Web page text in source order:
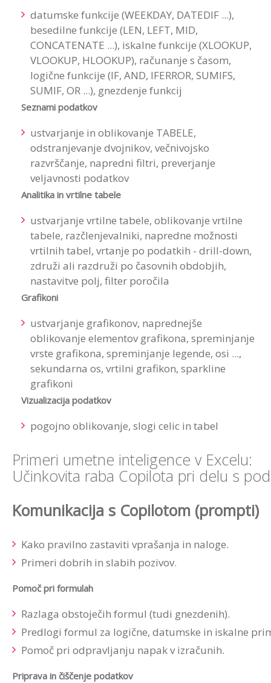
datumske funkcije (WEEKDAY, DATEDIF ...),
besedilne funkcije (LEN, LEFT, MID,
CONCATENATE ...), iskalne funkcije (XLOOKUP,
VLOOKUP, HLOOKUP), računanje s časom,
logične funkcije (IF, AND, IFERROR, SUMIFS,
SUMIF, OR ...), gnezdenje funkcij
Seznami podatkov
ustvarjanje in oblikovanje TABELE,
odstranjevanje dvojnikov, večnivojsko
razvrščanje, napredni filtri, preverjanje
veljavnosti podatkov
Analitika in vrtilne tabele
ustvarjanje vrtilne tabele, oblikovanje vrtilne
tabele, razčlenjevalniki, napredne možnosti
vrtilnih tabel, vrtanje po podatkih - drill-down,
združi ali razdruži po časovnih obdobjih,
nastavitve polj, filter poročila
Grafikoni
ustvarjanje grafikonov, naprednejše
oblikovanje elementov grafikona, spreminjanje
vrste grafikona, spreminjanje legende, osi ...,
sekundarna os, vrtilni grafikon, sparkline
grafikoni
Vizualizacija podatkov
pogojno oblikovanje, slogi celic in tabel
Primeri umetne inteligence v Excelu:
Učinkovita raba Copilota pri delu s
Komunikacija s Copilotom (prompti)
Kako pravilno zastaviti vprašanja in naloge.
Primeri dobrih in slabih pozivov.
Pomoč pri formulah
Razlaga obstoječih formul (tudi gnezdenih).
Predlogi formul za logične, datumske in iskalne
Pomoč pri odpravljanju napak v izračunih.
Priprava in čiščenje podatkov